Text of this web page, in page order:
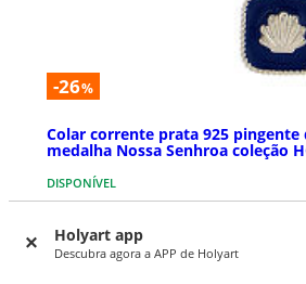
Holyart app
Descubra agora a APP de Holyart
-26%
Colar corrente prata 925 pingente
medalha Nossa Senhroa coleção
DISPONÍVEL
€ 54,90 € 73,90